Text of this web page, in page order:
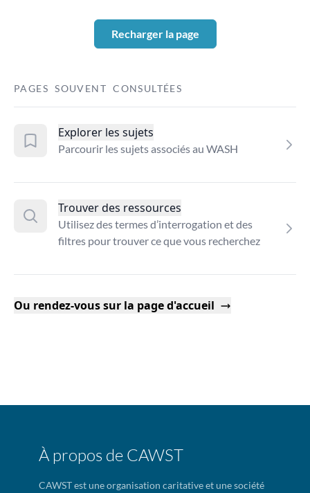
Recharger la page
PAGES SOUVENT CONSULTÉES
Explorer les sujets
Parcourir les sujets associés au WASH
Trouver des ressources
Utilisez des termes d’interrogation et des
filtres pour trouver ce que vous recherchez
Ou rendez-vous sur la page d'accueil
À propos de CAWST
CAWST est une organisation caritative et une société